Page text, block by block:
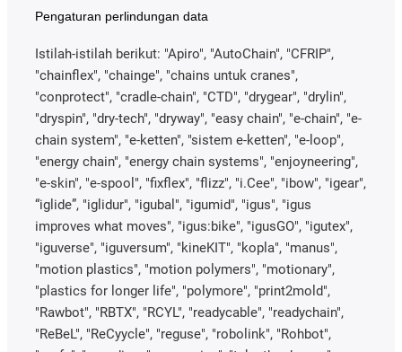
Pengaturan perlindungan data
Istilah-istilah berikut: "Apiro", "AutoChain", "CFRIP",
"chainflex", "chainge", "chains untuk cranes",
"conprotect", "cradle-chain", "CTD", "drygear", "drylin",
"dryspin", "dry-tech", "dryway", "easy chain", "e-chain", "e-
chain system", "e-ketten", "sistem e-ketten", "e-loop",
"energy chain", "energy chain systems", "enjoyneering",
"e-skin", "e-spool", "fixflex", "flizz", "i.Cee", "ibow", "igear",
“iglide”, "iglidur", "igubal", "igumid", "igus", "igus
improves what moves", "igus:bike", "igusGO", "igutex",
"iguverse", "iguversum", "kineKIT", "kopla", "manus",
"motion plastics", "motion polymers", "motionary",
"plastics for longer life", "polymore", "print2mold",
"Rawbot", "RBTX", "RCYL", "readycable", "readychain",
"ReBeL", "ReCyycle", "reguse", "robolink", "Rohbot",